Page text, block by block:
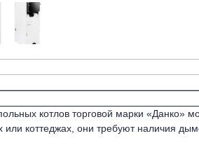
котлов торговой марки «Данко»
коттеджах, они требуют наличия